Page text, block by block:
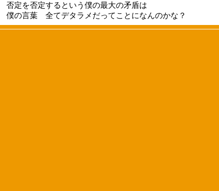
否定を否定するという僕の最大の矛盾は
僕の言葉 全てデタラメだってことになんのかな？